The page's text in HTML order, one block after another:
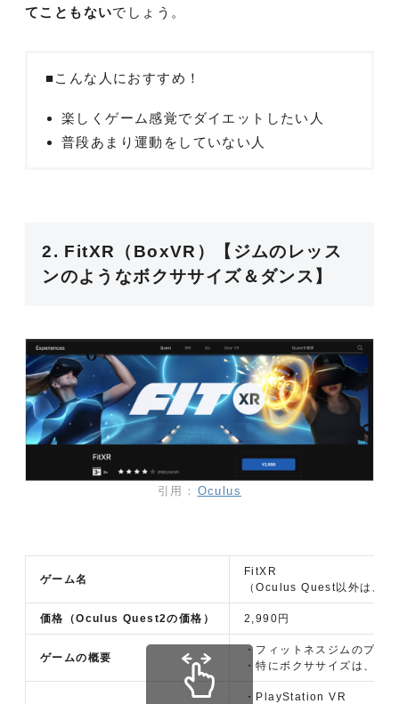
てこともないでしょう。
■こんな人におすすめ！
楽しくゲーム感覚でダイエットしたい人
普段あまり運動をしていない人
2. FitXR（BoxVR）【ジムのレッス
ンのようなボクササイズ＆ダンス】
引用： Oculus
ゲーム名
FitXR
（Oculus Quest以外は、
価格（Oculus Quest2の価格） 2,990円
ゲームの概要
・フィットネスジムのプロ
・特にボクササイズは、有
・PlayStation VR